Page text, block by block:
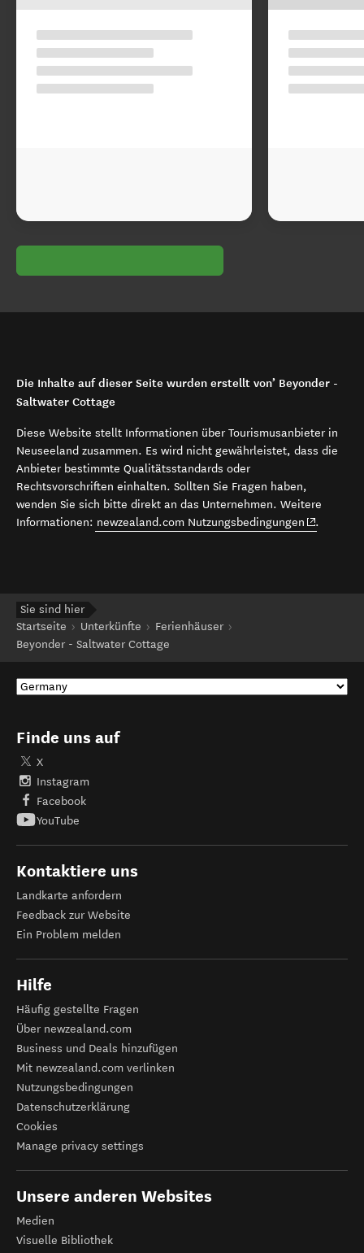
Die Inhalte auf dieser Seite wurden erstellt von’ Beyonder -
Saltwater Cottage
Diese Website stellt Informationen über Tourismusanbieter in
Neuseeland zusammen. Es wird nicht gewährleistet, dass die
Anbieter bestimmte Qualitätsstandards oder
Rechtsvorschriften einhalten. Sollten Sie Fragen haben,
wenden Sie sich bitte direkt an das Unternehmen. Weitere
Informationen: newzealand.com Nutzungsbedingungen (opens in
.
Sie sind hier
Startseite
Unterkünfte
Ferienhäuser
Beyonder - Saltwater Cottage
Finde uns auf
X
Instagram
Facebook
YouTube
Kontaktiere uns
Landkarte anfordern
Feedback zur Website
Ein Problem melden
Hilfe
Häufig gestellte Fragen
Über newzealand.com
Business und Deals hinzufügen
Mit newzealand.com verlinken
Nutzungsbedingungen
Datenschutzerklärung
Cookies
Manage privacy settings
Unsere anderen Websites
Medien
Visuelle Bibliothek